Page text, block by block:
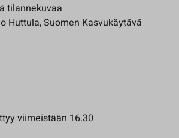
tilannekuvaa
Huttula, Suomen Kasvukäytävä
viimeistään 16.30